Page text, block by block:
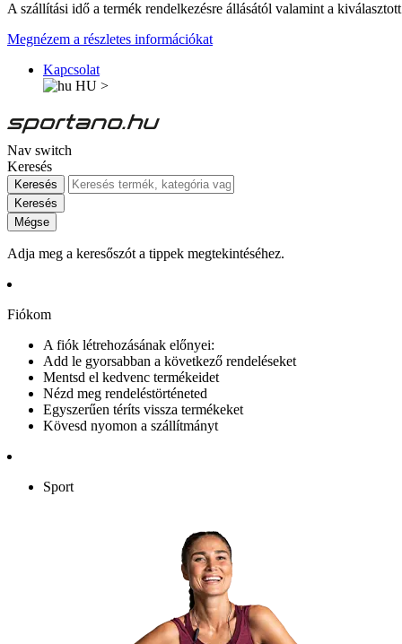
A szállítási idő a termék rendelkezésre állásától valamint a
Megnézem a részletes információkat
Kapcsolat
HU >
Nav switch
Keresés
Keresés
Keresés
Mégse
Adja meg a keresőszót a tippek megtekintéséhez.
Fiókom
A fiók létrehozásának előnyei:
Add le gyorsabban a következő rendeléseket
Mentsd el kedvenc termékeidet
Nézd meg rendeléstörténeted
Egyszerűen téríts vissza termékeket
Kövesd nyomon a szállítmányt
Sport